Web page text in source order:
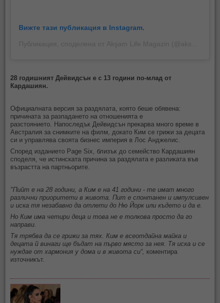
Вижте тази публикация в Instagram.
28 годишният Дейвидсън е с 13 години по-млад от
Кардашиян.
Официалната версия за раздялата, която беше обявена:
причината за разпадането на отношенията е
разстоянието. Напоследък Дейвидсън прекарва много време в
Австралия за снимките на филм, докато Ким се грижи за децата
си и управлява своята бизнес империя в Лос Анджелис.
Според изданието Page Six, близък до семейство Кардашиян
споделя, че истинската причина за раздялата е разликата във
възрастта на партньорите.
"Пийт е на 28 години, а Ким е на 41 години - те имат много
различни приоритети в живота. Пит е спонтанен и импулсивен
и иска тя незабавно да отлети до Ню Йорк или където и да е.
Но Ким има четири деца и това не е толкова просто да го
направи.
Тя трябва да се грижи за тях. Ким е всеотдайна майка и
децата й винаги ще бъдат на първо място за нея. Тя иска и се
нуждае от хармония у дома и в живота си“, коментира
източникът.